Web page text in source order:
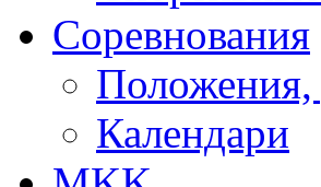
Соревнования
Положения,
Календари